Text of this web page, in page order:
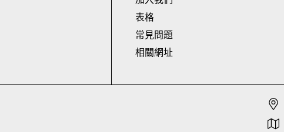
表格
常見問題
相關網址